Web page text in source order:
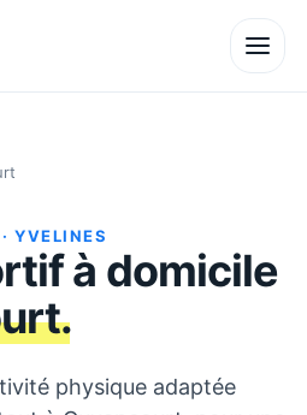
· YVELINES
à domicile
.
physique adaptée